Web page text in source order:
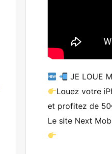
JE
Louez votre
et profitez de
Le site Next